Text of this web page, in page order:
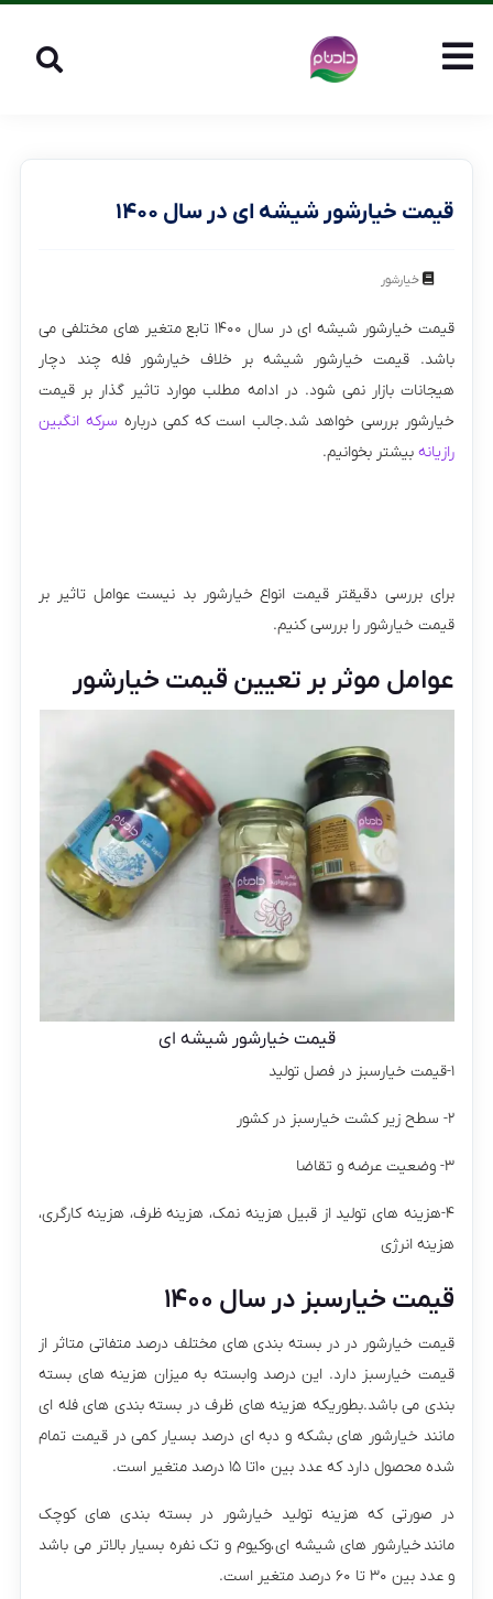
قیمت خیارشور شیشه ای در سال ۱۴۰۰
خیارشور
قیمت خیارشور شیشه ای در سال ۱۴۰۰ تابع متغیر های مختلفی می
باشد. قیمت خیارشور شیشه بر خلاف خیارشور فله چند دچار
هیجانات بازار نمی شود. در ادامه مطلب موارد تاثیر گذار بر قیمت
خیارشور بررسی خواهد شد.جالب است که کمی درباره سرکه انگبین
رازیانه بیشتر بخوانیم.
برای بررسی دقیقتر قیمت انواع خیارشور بد نیست عوامل تاثیر بر
قیمت خیارشور را بررسی کنیم.
عوامل موثر بر تعیین قیمت خیارشور
قیمت خیارشور شیشه ای
۱-قیمت خیارسبز در فصل تولید
۲- سطح زیر کشت خیارسبز در کشور
۳- وضعیت عرضه و تقاضا
۴-هزینه های تولید از قبیل هزینه نمک، هزینه ظرف، هزینه کارگری،
هزینه انرژی
قیمت خیارسبز در سال ۱۴۰۰
قیمت خیارشور در در بسته بندی های مختلف درصد متفاتی متاثر از
قیمت خیارسبز دارد. این درصد وابسته به میزان هزینه های بسته
بندی می باشد.بطوریکه هزینه های ظرف در بسته بندی های فله ای
مانند خیارشور های بشکه و دبه ای درصد بسیار کمی در قیمت تمام
شده محصول دارد که عدد بین ۱۰تا ۱۵ درصد متغیر است.
در صورتی که هزینه تولید خیارشور در بسته بندی های کوچک
مانند خیارشور های شیشه ای ،وکیوم و تک نفره بسیار بالاتر می باشد
و عدد بین ۳۰ تا ۶۰ درصد متغیر است.